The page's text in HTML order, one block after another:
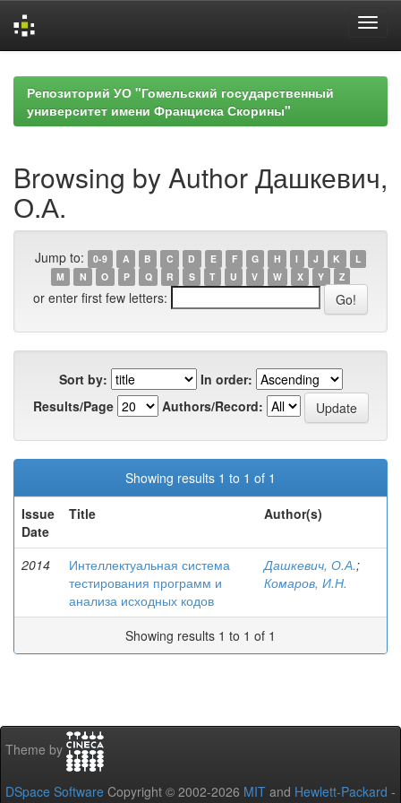
navigationРепозиторий УО "Гомельский государственный
университет имени Франциска Скорины"
Browsing by Author Дашкевич,
О.А.
Jump to: 0-9 A B C D E F G H I J K
L
M
N O P Q R S T U V W X Y Z
or enter first few letters:
Sort by:
In order:
Results/Page
Authors/Record:
Showing results 1 to 1 of 1
Issue
Date
Title Author(s)
2014
Интеллектуальная система
тестирования программ и
анализа исходных кодов
Дашкевич, О.А.;
Комаров, И.Н.
Showing results 1 to 1 of 1
Theme by
DSpace Software Copyright © 2002-2026 MIT and Hewlett-Packard -